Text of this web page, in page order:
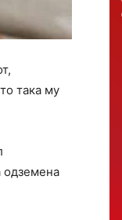
така му
одземена